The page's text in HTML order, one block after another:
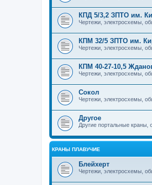
КПД 5/3,2 ЗПТО им.
Чертежи, электросхемы,
КПМ 32/5 ЗПТО им.
Чертежи, электросхемы,
КПМ 40-27-10,5
Чертежи, электросхемы,
Сокол
Чертежи, электросхемы,
Другое
Другие портальные краны,
КРАНЫ ПЛАВУЧИЕ
Блейхерт
Чертежи, электросхемы,